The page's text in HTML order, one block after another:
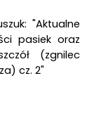
"Aktualne
pasiek oraz
(zgnilec
cz. 2"